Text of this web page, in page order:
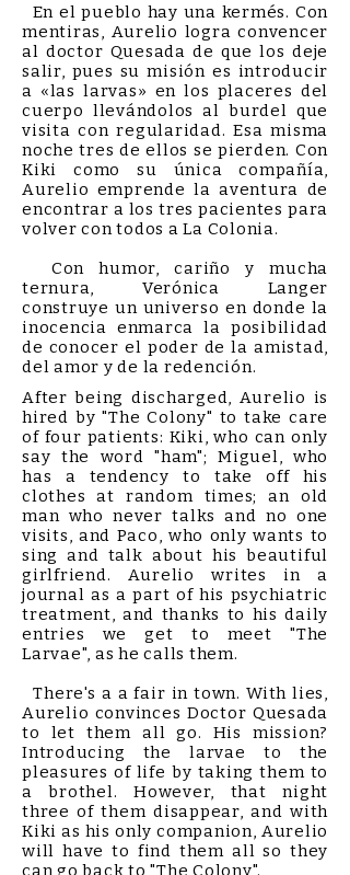
En el pueblo hay una kermés. Con
mentiras, Aurelio logra convencer
al doctor Quesada de que los deje
salir, pues su misión es introducir
a «las larvas» en los placeres del
cuerpo llevándolos al burdel que
visita con regularidad. Esa misma
noche tres de ellos se pierden. Con
Kiki como su única compañía,
Aurelio emprende la aventura de
encontrar a los tres pacientes para
volver con todos a La Colonia.
Con humor, cariño y mucha
ternura, Verónica Langer
construye un universo en donde la
inocencia enmarca la posibilidad
de conocer el poder de la amistad,
del amor y de la redención.
After being discharged, Aurelio is
hired by "The Colony" to take care
of four patients: Kiki, who can only
say the word "ham"; Miguel, who
has a tendency to take off his
clothes at random times; an old
man who never talks and no one
visits, and Paco, who only wants to
sing and talk about his beautiful
girlfriend. Aurelio writes in a
journal as a part of his psychiatric
treatment, and thanks to his daily
entries we get to meet "The
Larvae", as he calls them.
There's a a fair in town. With lies,
Aurelio convinces Doctor Quesada
to let them all go. His mission?
Introducing the larvae to the
pleasures of life by taking them to
a brothel. However, that night
three of them disappear, and with
Kiki as his only companion, Aurelio
will have to find them all so they
can go back to "The Colony".